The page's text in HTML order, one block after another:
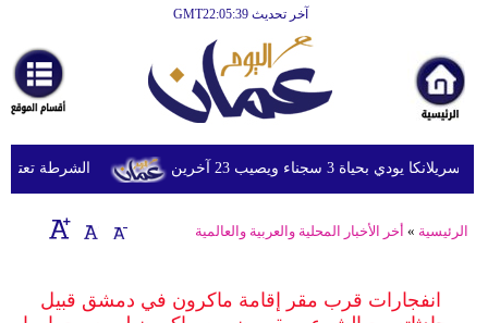
آخر تحديث GMT22:05:39
أخبارعاجلة
رياضة
ثقافة
إقتصاد
وموسيقى
الشرطة تعتقل بحياة 3 سجناء ويصيب 23 آخرين
الرئيسية » أخر الأخبار المحلية والعربية والعالمية
انفجارات قرب مقر إقامة ماكرون في دمشق قبيل